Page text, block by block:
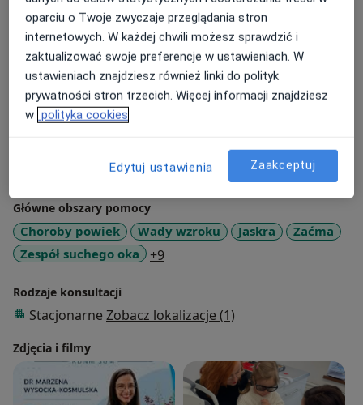
uzyskania naturalnych efektów leczenia. Moim celem
jest nie tylko poprawa wyglądu okolicy oka, ale przede
wszystkim zachowanie lub przywrócenie prawidłowej
funkcji powiek i komfortu narządu wzroku. Każdego
pacjenta traktuję indywidualnie, dobierając metodę
leczenia do jego potrzeb i oczekiwań.
więcejO mnie
Główne obszary pomocy
Choroby powiek Wady wzroku Jaskra
Zaćma
Zespół suchego oka
+9a11y_sr_more_diseases
Rodzaje konsultacji
Stacjonarne Zobacz lokalizacje (1)
Zdjęcia i filmy
oparciu o Twoje zwyczaje przeglądania stron
internetowych. W każdej chwili możesz sprawdzić i
zaktualizować swoje preferencje w ustawieniach. W
ustawieniach znajdziesz również linki do polityk
prywatności stron trzecich. Więcej informacji znajdziesz
w polityka cookies
Edytuj ustawienia Zaakceptuj